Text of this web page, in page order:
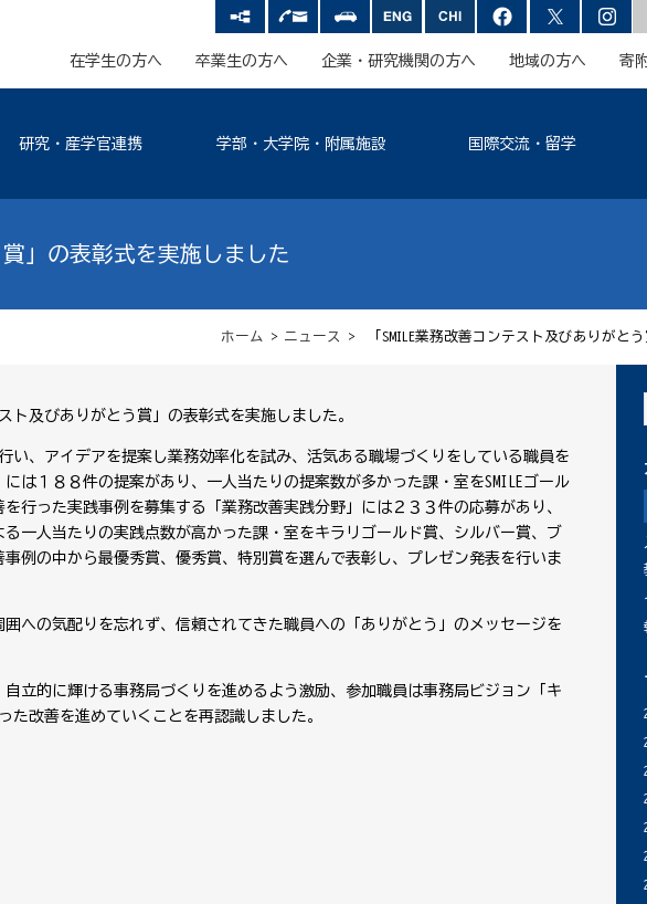
在学生の方へ 卒業生の方へ 企業・研究機関の方へ 地域の方へ 寄
研究・産学官連携 学部・大学院・附属施設 国際交流・留学
賞」の表彰式を実施しました
ホーム > ニュース > 「SMILE業務改善コンテスト及びありがと
ト及びありがとう賞」の表彰式を実施しました。
い、アイデアを提案し業務効率化を試み、活気ある職場づくりをしている職員を
は１８８件の提案があり、一人当たりの提案数が多かった課・室をSMILEゴール
行った実践事例を募集する「業務改善実践分野」には２３３件の応募があり、
一人当たりの実践点数が高かった課・室をキラリゴールド賞、シルバー賞、ブ
例の中から最優秀賞、優秀賞、特別賞を選んで表彰し、プレゼン発表を行いま
への気配りを忘れず、信頼されてきた職員への「ありがとう」のメッセージを
立的に輝ける事務局づくりを進めるよう激励、参加職員は事務局ビジョン「キ
改善を進めていくことを再認識しました。